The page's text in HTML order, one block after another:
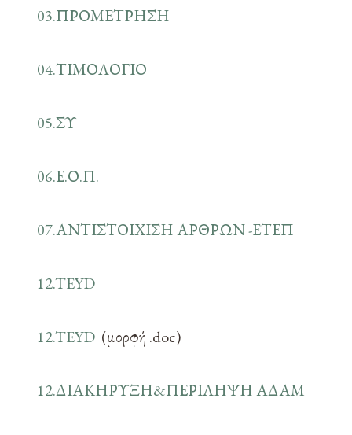
03.ΠΡΟΜΕΤΡΗΣΗ
04.ΤΙΜΟΛΟΓΙΟ
05.ΣΥ
06.Ε.Ο.Π.
07.ΑΝΤΙΣΤΟΙΧΙΣΗ ΑΡΘΡΩΝ -ΕΤΕΠ
12.TEYD
12.TEYD (μορφή .doc)
12.ΔΙΑΚΗΡΥΞΗ&ΠΕΡΙΛΗΨΗ ΑΔΑΜ